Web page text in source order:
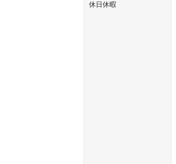
休日休暇